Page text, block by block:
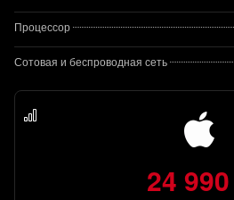
Процессор
Сотовая и беспроводная сеть
24